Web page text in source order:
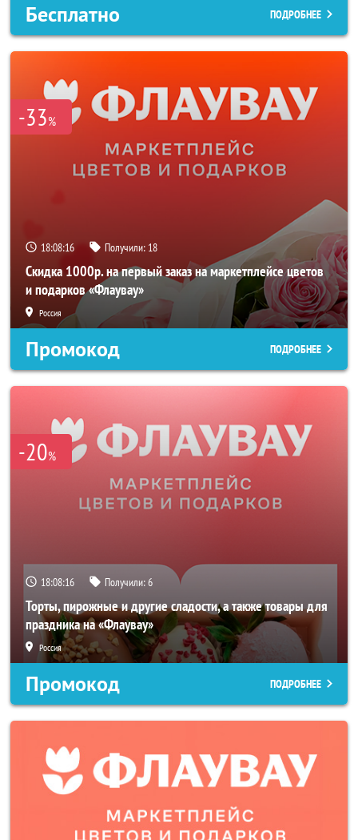
Бесплатно ПОДРОБНЕЕ
-33%
18:08:16 Получили: 18
Скидка 1000р. на первый заказ на маркетплейсе цветов
и подарков «Флаувау»
Россия
Промокод ПОДРОБНЕЕ
-20%
18:08:16 Получили:6
Торты, пирожные и другие сладости, а также товары для
праздника на «Флаувау»
Россия
Промокод ПОДРОБНЕЕ